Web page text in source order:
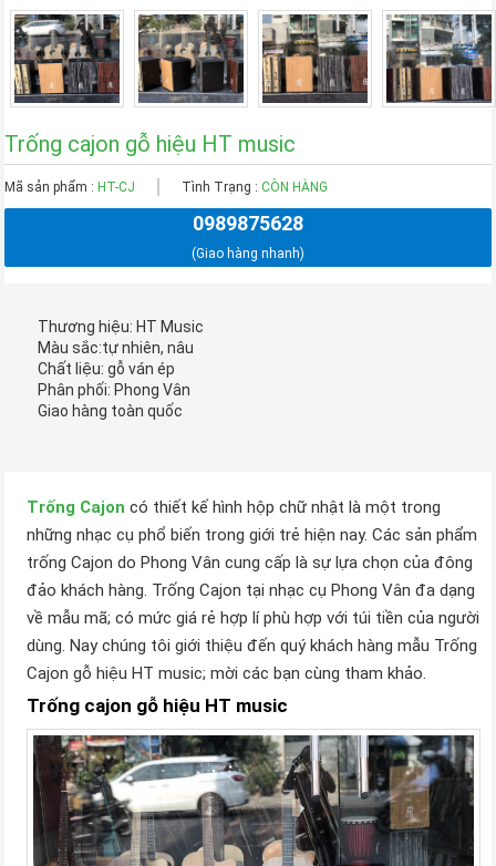
Trống cajon gỗ hiệu HT music
Mã sản phẩm : HT-CJ Tình Trạng : CÒN HÀNG
0989875628
(Giao hàng nhanh)
Thương hiệu: HT Music
Màu sắc:tự nhiên, nâu
Chất liệu: gỗ ván ép
Phân phối: Phong Vân
Giao hàng toàn quốc
Trống Cajon có thiết kế hình hộp chữ nhật là một trong
những nhạc cụ phổ biến trong giới trẻ hiện nay. Các sản phẩm
trống Cajon do Phong Vân cung cấp là sự lựa chọn của đông
đảo khách hàng. Trống Cajon tại nhạc cụ Phong Vân đa dạng
về mẫu mã; có mức giá rẻ hợp lí phù hợp với túi tiền của người
dùng. Nay chúng tôi giới thiệu đến quý khách hàng mẫu Trống
Cajon gỗ hiệu HT music; mời các bạn cùng tham khảo.
Trống cajon gỗ hiệu HT music